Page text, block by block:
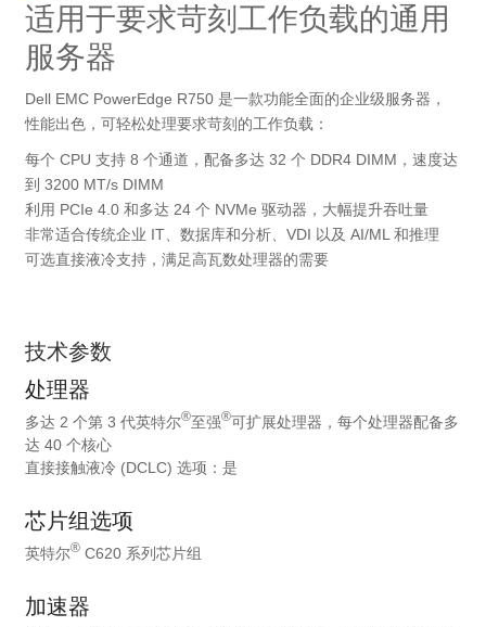
适用于要求苛刻工作负载的通用
服务器
Dell EMC PowerEdge R750 是一款功能全面的企业级服务器，
性能出色，可轻松处理要求苛刻的工作负载：
每个 CPU 支持 8 个通道，配备多达 32 个 DDR4 DIMM，速度达
到 3200 MT/s DIMM
利用 PCIe 4.0 和多达 24 个 NVMe 驱动器，大幅提升吞吐量
非常适合传统企业 IT、数据库和分析、VDI 以及 AI/ML 和推理
可选直接液冷支持，满足高瓦数处理器的需要
技术参数
处理器
多达 2 个第 3 代英特尔®至强®可扩展处理器，每个处理器配备多
达 40 个核心
直接接触液冷 (DCLC) 选项：是
芯片组选项
英特尔® C620 系列芯片组
加速器